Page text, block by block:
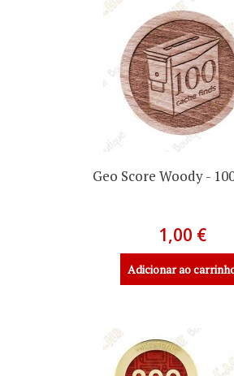
Geo Score Woody -
1,00 €
Adicionar ao